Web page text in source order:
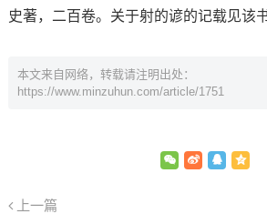
史著，二百卷。关于射的谚的记载见该
本文来自网络，转载请注明出处：
https://www.minzuhun.com/article/1751
上一篇